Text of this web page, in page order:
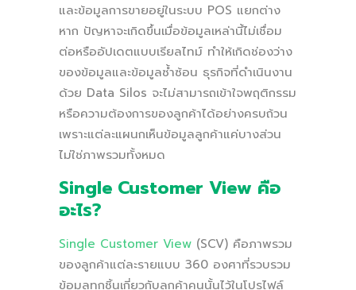
และข้อมูลการขายอยู่ในระบบ POS แยกต่าง
หาก ปัญหาจะเกิดขึ้นเมื่อข้อมูลเหล่านี้ไม่เชื่อม
ต่อหรืออัปเดตแบบเรียลไทม์ ทำให้เกิดช่องว่าง
ของข้อมูลและข้อมูลซ้ำซ้อน ธุรกิจที่ดำเนินงาน
ด้วย Data Silos จะไม่สามารถเข้าใจพฤติกรรม
หรือความต้องการของลูกค้าได้อย่างครบถ้วน
เพราะแต่ละแผนกเห็นข้อมูลลูกค้าแค่บางส่วน
ไม่ใช่ภาพรวมทั้งหมด
Single Customer View คือ
อะไร?
Single Customer View (SCV) คือภาพรวม
ของลูกค้าแต่ละรายแบบ 360 องศาที่รวบรวม
ข้อมูลทุกชิ้นเกี่ยวกับลูกค้าคนนั้นไว้ในโปรไฟล์